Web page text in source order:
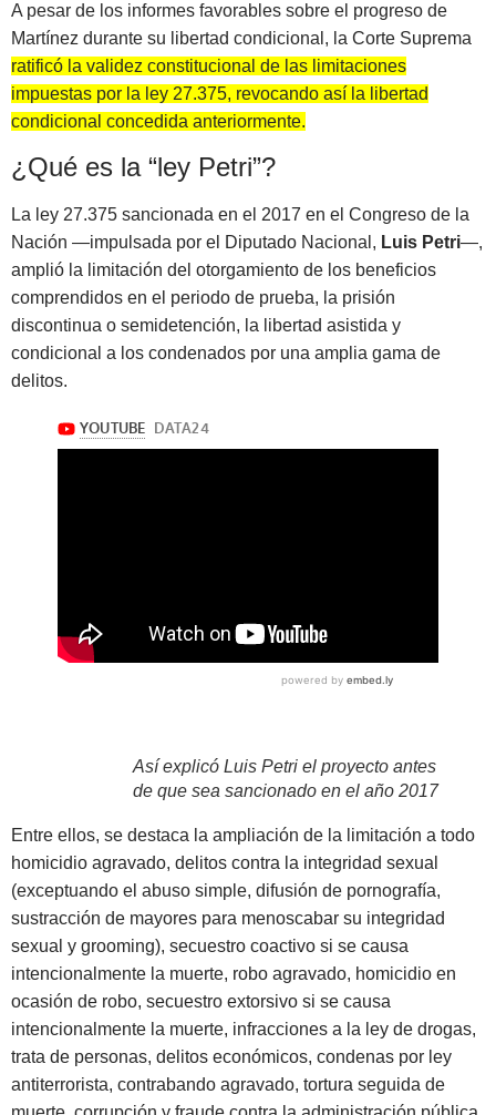
A pesar de los informes favorables sobre el progreso de
Martínez durante su libertad condicional, la Corte Suprema
ratificó la validez constitucional de las limitaciones
impuestas por la ley 27.375, revocando así la libertad
condicional concedida anteriormente.
¿Qué es la “ley Petri”?
La ley 27.375 sancionada en el 2017 en el Congreso de la
Nación —impulsada por el Diputado Nacional, Luis Petri—,
amplió la limitación del otorgamiento de los beneficios
comprendidos en el periodo de prueba, la prisión
discontinua o semidetención, la libertad asistida y
condicional a los condenados por una amplia gama de
delitos.
Así explicó Luis Petri el proyecto antes
de que sea sancionado en el año 2017
Entre ellos, se destaca la ampliación de la limitación a todo
homicidio agravado, delitos contra la integridad sexual
(exceptuando el abuso simple, difusión de pornografía,
sustracción de mayores para menoscabar su integridad
sexual y grooming), secuestro coactivo si se causa
intencionalmente la muerte, robo agravado, homicidio en
ocasión de robo, secuestro extorsivo si se causa
intencionalmente la muerte, infracciones a la ley de drogas,
trata de personas, delitos económicos, condenas por ley
antiterrorista, contrabando agravado, tortura seguida de